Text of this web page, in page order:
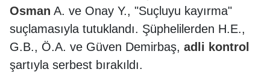
Osman A. ve Onay Y., "Suçluyu kayırma"
suçlamasıyla tutuklandı. Şüphelilerden H.E.,
G.B., Ö.A. ve Güven Demirbaş, adli kontrol
şartıyla serbest bırakıldı.